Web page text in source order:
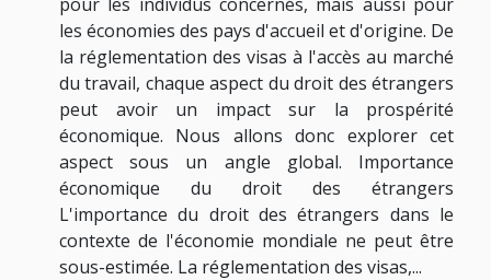
les économies des pays d'accueil et d'origine. De
la réglementation des visas à l'accès au marché
du travail, chaque aspect du droit des étrangers
peut avoir un impact sur la prospérité
économique. Nous allons donc explorer cet
aspect sous un angle global. Importance
économique du droit des étrangers
L'importance du droit des étrangers dans le
contexte de l'économie mondiale ne peut être
sous-estimée. La réglementation des visas,...